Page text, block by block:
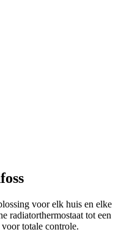
voor elk huis en elke
radiatorthermostaat tot een
totale controle.